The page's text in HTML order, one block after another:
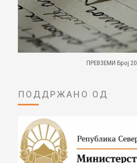
ПРЕВЗЕМИ Број 20
ПОДДРЖАНО ОД